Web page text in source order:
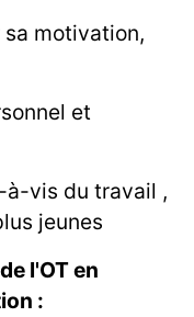
motivation,
et
vis du travail ,
jeunes
l'OT en
: